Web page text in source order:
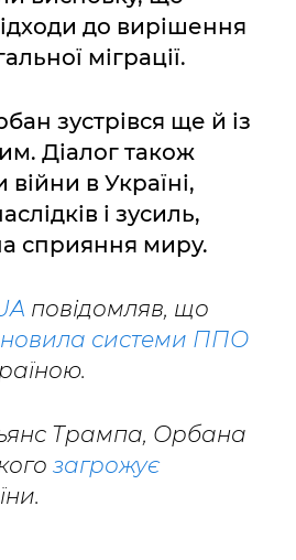
до вирішення
міграції.
зустрівся ще й із
Діалог також
в Україні,
і зусиль,
сприяння миру.
повідомляв, що
системи ППО
Трампа, Орбана
загрожує